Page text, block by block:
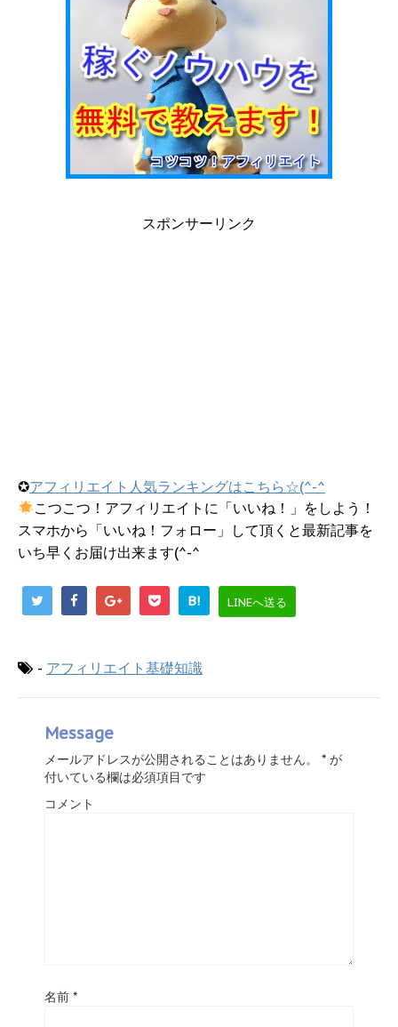
スポンサーリンク
✪アフィリエイト人気ランキングはこちら☆(^-^
こつこつ！アフィリエイトに「いいね！」をしよう！
スマホから「いいね！フォロー」して頂くと最新記事を
いち早くお届け出来ます(^-^
B! LINEへ送る
- アフィリエイト基礎知識
Message
メールアドレスが公開されることはありません。 * が
付いている欄は必須項目です
コメント
名前 *